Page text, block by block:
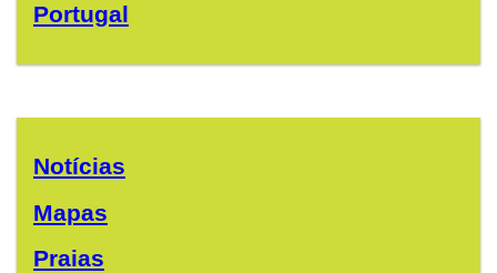
Portugal
Notícias
Mapas
Praias